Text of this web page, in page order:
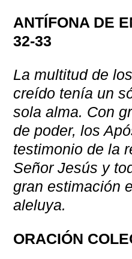
ANTÍFONA DE
32-33
La multitud de
creído tenía un
sola alma. Con
de poder, los
testimonio de la
Señor Jesús y
gran estimación
aleluya.
ORACIÓN